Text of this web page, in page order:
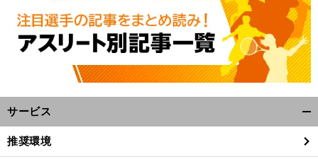
サービス
閉
推奨環境